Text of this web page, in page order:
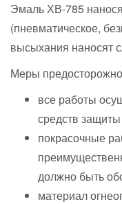
Эмаль ХВ-785
(пневматическое,
высыхания наносят
Меры
все работы
средств
покрасочные
должно быть
материал